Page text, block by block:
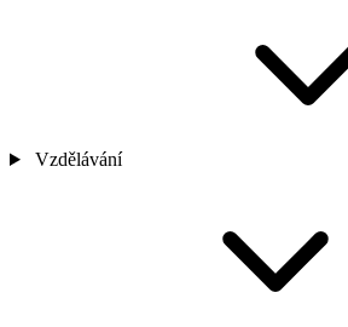
Vzdělávání